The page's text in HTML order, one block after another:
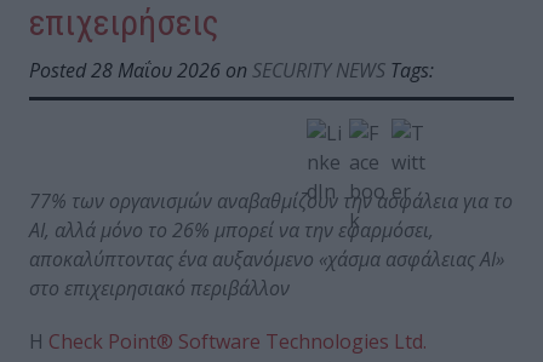
επιχειρήσεις
Posted 28 Μαΐου 2026 on SECURITY NEWS Tags:
77% των οργανισμών αναβαθμίζουν την ασφάλεια για το
AI, αλλά μόνο το 26% μπορεί να την εφαρμόσει,
αποκαλύπτοντας ένα αυξανόμενο «χάσμα ασφάλειαςAI»
στο επιχειρησιακό περιβάλλον
Η Check Point® Software Technologies Ltd.